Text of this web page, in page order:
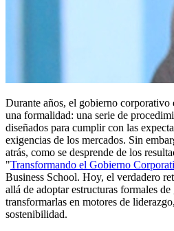
Durante años, el gobierno
una formalidad: una serie de
diseñados para cumplir con las
exigencias de los mercados. Sin
atrás, como se desprende de los
"Transformando el Gobierno
Business School. Hoy, el verdadero
allá de adoptar estructuras formales
transformarlas en motores de
sostenibilidad.